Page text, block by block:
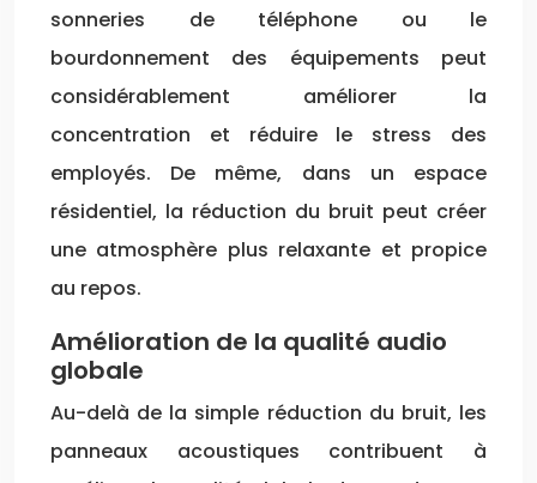
sonneries de téléphone ou le
bourdonnement des équipements peut
considérablement améliorer la
concentration et réduire le stress des
employés. De même, dans un espace
résidentiel, la réduction du bruit peut créer
une atmosphère plus relaxante et propice
au repos.
Amélioration de la qualité audio
globale
Au-delà de la simple réduction du bruit, les
panneaux acoustiques contribuent à